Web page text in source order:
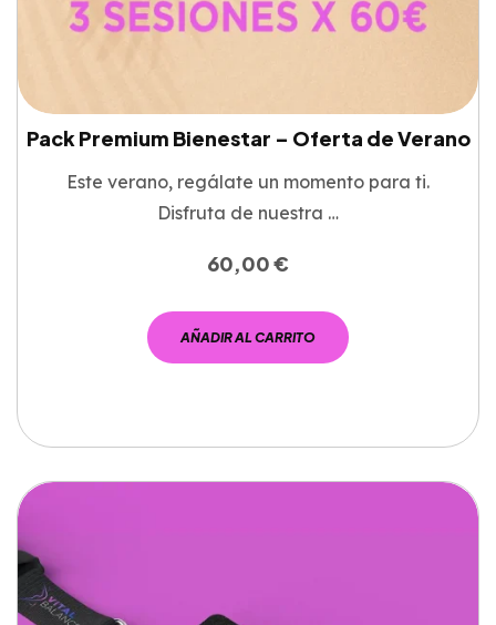
Pack Premium Bienestar – Oferta de Verano
Este verano, regálate un momento para ti.
Disfruta de nuestra …
60,00€
AÑADIR AL CARRITO